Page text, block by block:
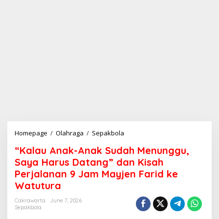
Homepage / Olahraga / Sepakbola
a
l
a
u
“Kalau Anak-Anak Sudah Menunggu,
Saya Harus Datang” dan Kisah
Perjalanan 9 Jam Mayjen Farid ke
Watutura
Cakrawarta
June 7, 2026
Sepakbola